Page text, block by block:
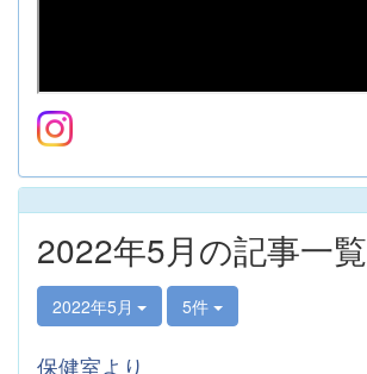
2022年5月の記事一覧
2022年5月 5件
保健室より